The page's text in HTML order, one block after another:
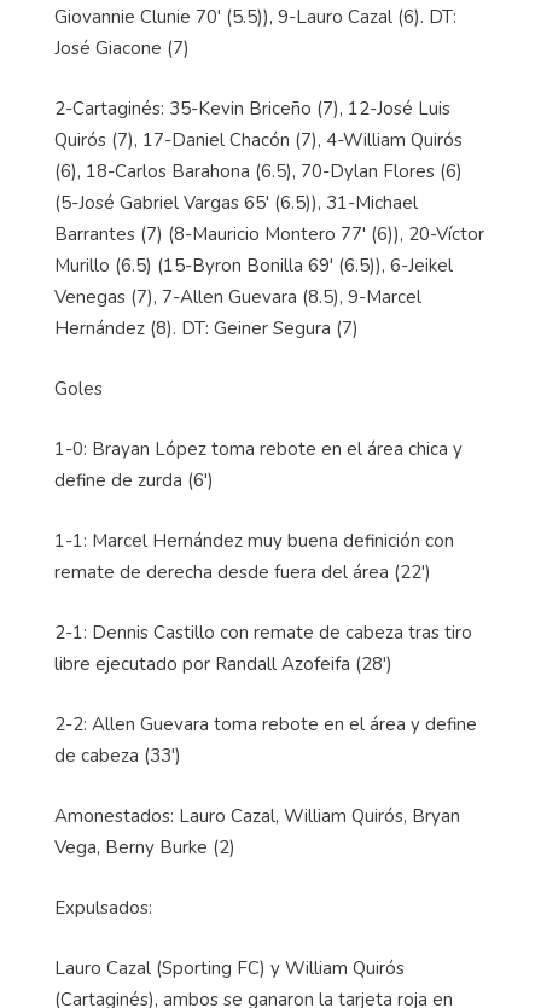
Giovannie Clunie 70' (5.5)), 9-Lauro Cazal (6). DT:
José Giacone (7)
2-Cartaginés: 35-Kevin Briceño (7), 12-José Luis
Quirós (7), 17-Daniel Chacón (7), 4-William Quirós
(6), 18-Carlos Barahona (6.5), 70-Dylan Flores (6)
(5-José Gabriel Vargas 65' (6.5)), 31-Michael
Barrantes (7) (8-Mauricio Montero 77' (6)), 20-Víctor
Murillo (6.5) (15-Byron Bonilla 69' (6.5)), 6-Jeikel
Venegas (7), 7-Allen Guevara (8.5), 9-Marcel
Hernández (8). DT: Geiner Segura (7)
Goles
1-0: Brayan López toma rebote en el área chica y
define de zurda (6')
1-1: Marcel Hernández muy buena definición con
remate de derecha desde fuera del área (22')
2-1: Dennis Castillo con remate de cabeza tras tiro
libre ejecutado por Randall Azofeifa (28')
2-2: Allen Guevara toma rebote en el área y define
de cabeza (33')
Amonestados: Lauro Cazal, William Quirós, Bryan
Vega, Berny Burke (2)
Expulsados:
Lauro Cazal (Sporting FC) y William Quirós
(Cartaginés), ambos se ganaron la tarjeta roja en